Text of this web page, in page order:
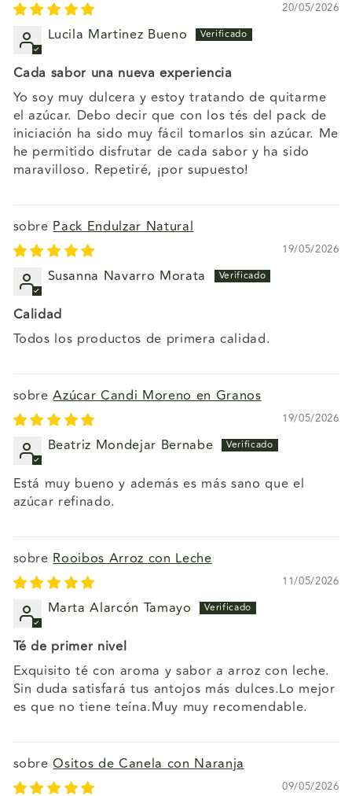
20/05/2026
Lucila Martinez Bueno
Cada sabor una nueva experiencia
Yo soy muy dulcera y estoy tratando de quitarme
el azúcar. Debo decir que con los tés del pack de
iniciación ha sido muy fácil tomarlos sin azúcar. Me
he permitido disfrutar de cada sabor y ha sido
maravilloso. Repetiré, ¡por supuesto!
Pack Endulzar Natural
19/05/2026
Susanna Navarro Morata
Calidad
Todos los productos de primera calidad.
Azúcar Candi Moreno en Granos
19/05/2026
Beatriz Mondejar Bernabe
Está muy bueno y además es más sano que el
azúcar refinado.
Rooibos Arroz con Leche
11/05/2026
Marta Alarcón Tamayo
Té de primer nivel
Exquisito té con aroma y sabor a arroz con leche.
Sin duda satisfará tus antojos más dulces.Lo mejor
es que no tiene teína.Muy muy recomendable.
Ositos de Canela con Naranja
09/05/2026